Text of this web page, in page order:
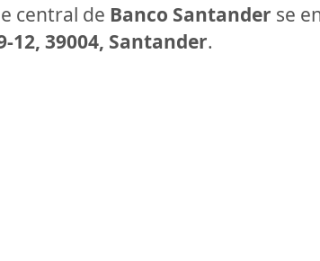
central de Banco Santander se
12, 39004, Santander.